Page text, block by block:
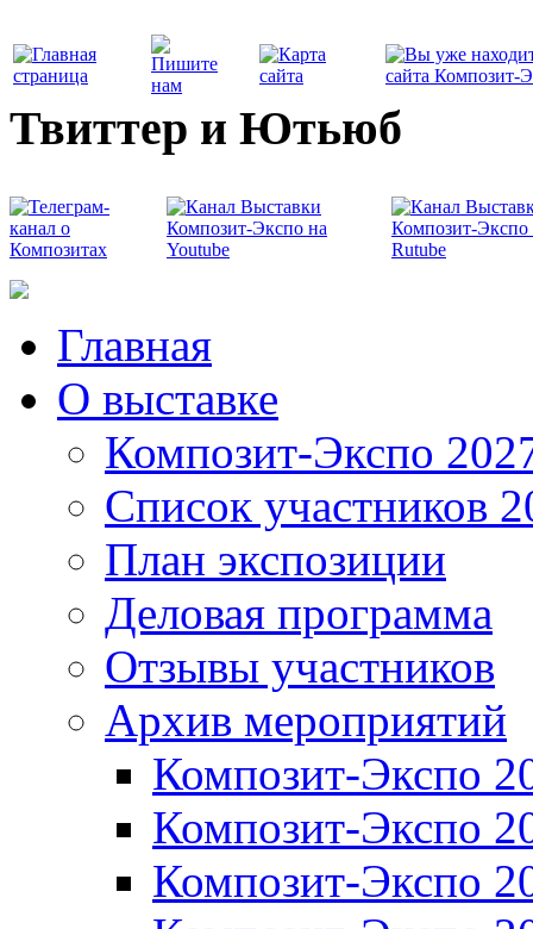
Твиттер и Ютьюб
Главная
О выставке
Композит-Экспо
Список участников
План экспозиции
Деловая программа
Отзывы участников
Архив мероприятий
Композит-Экспо
Композит-Экспо
Композит-Экспо